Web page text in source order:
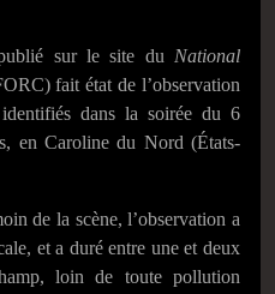
sur le site du National
fait état de l’observation
dans la soirée du 6
en Caroline du Nord (États-
de la scène, l’observation a
et a duré entre une et deux
loin de toute pollution